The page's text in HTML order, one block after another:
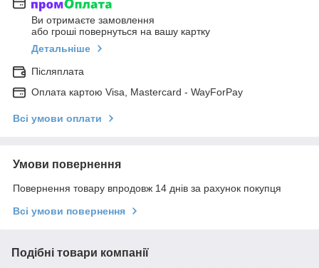
Ви отримаєте замовлення
або гроші повернуться на вашу картку
Детальніше
Післяплата
Оплата картою Visa, Mastercard - WayForPay
Всі умови оплати
Умови повернення
Повернення товару впродовж 14 днів за рахунок покупця
Всі умови повернення
Подібні товари компанії